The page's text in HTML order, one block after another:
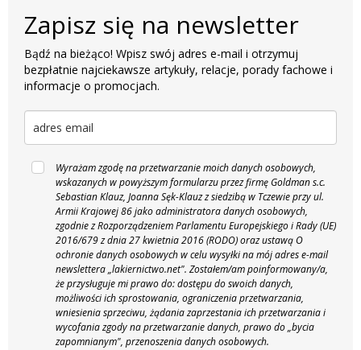
Zapisz się na newsletter
Bądź na bieżąco! Wpisz swój adres e-mail i otrzymuj
bezpłatnie najciekawsze artykuły, relacje, porady fachowe i
informacje o promocjach.
Wyrażam zgodę na przetwarzanie moich danych osobowych,
wskazanych w powyższym formularzu przez firmę Goldman s.c.
Sebastian Klauz, Joanna Sęk-Klauz z siedzibą w Tczewie przy ul.
Armii Krajowej 86 jako administratora danych osobowych,
zgodnie z Rozporządzeniem Parlamentu Europejskiego i Rady (UE)
2016/679 z dnia 27 kwietnia 2016 (RODO) oraz ustawą O
ochronie danych osobowych w celu wysyłki na mój adres e-mail
newslettera „lakiernictwo.net". Zostałem/am poinformowany/a,
że przysługuje mi prawo do: dostępu do swoich danych,
możliwości ich sprostowania, ograniczenia przetwarzania,
wniesienia sprzeciwu, żądania zaprzestania ich przetwarzania i
wycofania zgody na przetwarzanie danych, prawo do „bycia
zapomnianym", przenoszenia danych osobowych.